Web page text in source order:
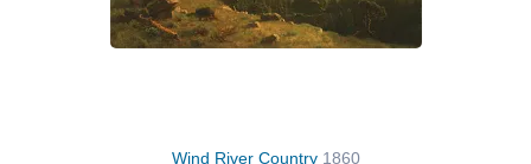
Wind River Country 1860